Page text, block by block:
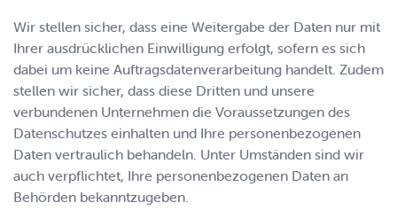
Wir stellen sicher, dass eine Weitergabe der Daten nur mit
Ihrer ausdrücklichen Einwilligung erfolgt, sofern es sich
dabei um keine Auftragsdatenverarbeitung handelt. Zudem
stellen wir sicher, dass diese Dritten und unsere
verbundenen Unternehmen die Voraussetzungen des
Datenschutzes einhalten und Ihre personenbezogenen
Daten vertraulich behandeln. Unter Umständen sind wir
auch verpflichtet, Ihre personenbezogenen Daten an
Behörden bekanntzugeben.